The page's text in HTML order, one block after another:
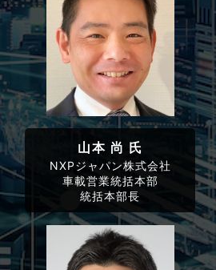
山本 尚 氏
NXPジャパン株式会社
車載営業統括本部
統括本部長